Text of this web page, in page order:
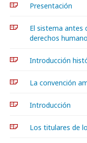
Presentación
El sistema antes
derechos
Introducción
La convención
Introducción
Los titulares de